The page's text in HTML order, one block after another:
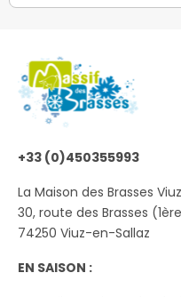
+33 (0)450355993
La Maison des Brasses
30, route des Brasses
74250 Viuz-en-Sallaz
EN SAISON :